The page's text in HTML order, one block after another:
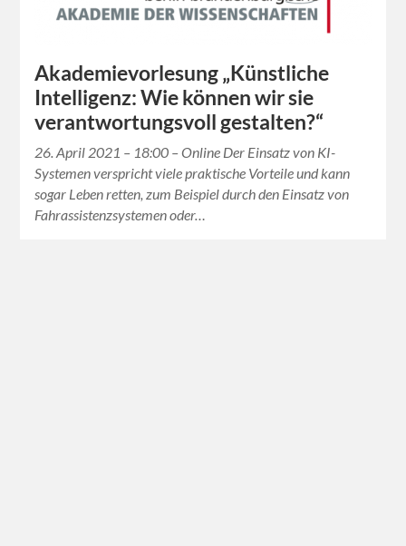
Akademievorlesung „Künstliche
Intelligenz: Wie können wir sie
verantwortungsvoll gestalten?“
26. April 2021 – 18:00 – Online Der Einsatz von KI-
Systemen verspricht viele praktische Vorteile und kann
sogar Leben retten, zum Beispiel durch den Einsatz von
Fahrassistenzsystemen oder…